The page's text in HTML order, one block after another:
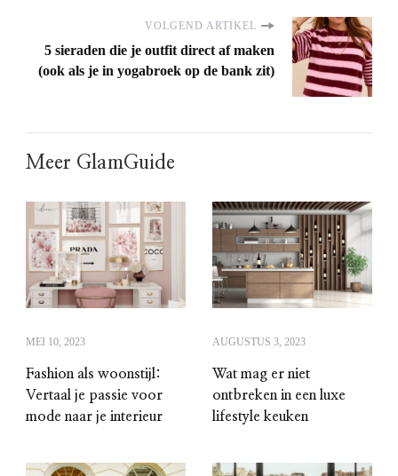
VOLGEND ARTIKEL
5 sieraden die je outfit direct af maken
(ook als je in yogabroek op de bank zit)
Meer GlamGuide
MEI 10, 2023
Fashion als woonstijl:
Vertaal je passie voor
mode naar je interieur
AUGUSTUS 3, 2023
Wat mag er niet
ontbreken in een luxe
lifestyle keuken